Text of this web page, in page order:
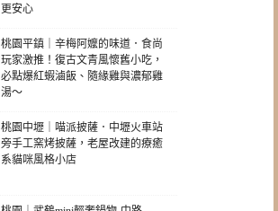
更安心
桃園平鎮｜辛梅阿嬤的味道．食尚
玩家激推！復古文青風懷舊小吃，
必點爆紅蝦滷飯、隨緣雞與濃郁雞
湯～
桃園中壢｜喵派披薩．中壢火車站
旁手工窯烤披薩，老屋改建的療癒
系貓咪風格小店